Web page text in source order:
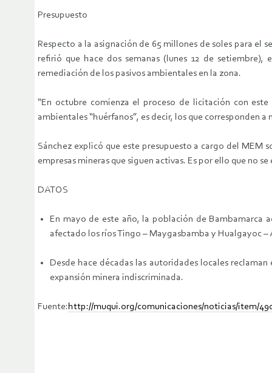
Presupuesto
Respecto a la asignación de 65 millones de soles para
refirió que hace dos semanas (lunes 12 de
remediación de los pasivos ambientales en la zona.
“En octubre comienza el proceso de licitación con
ambientales “huérfanos”, es decir, los que corresponden
Sánchez explicó que este presupuesto a cargo del MEM
empresas mineras que siguen activas. Es por ello que no
DATOS
En mayo de este año, la población de Bambamarca
afectado los ríos Tingo – Maygasbamba y Hualgayoc –
Desde hace décadas las autoridades locales
expansión minera indiscriminada.
Fuente:http://muqui.org/comunicaciones/noticias/item/